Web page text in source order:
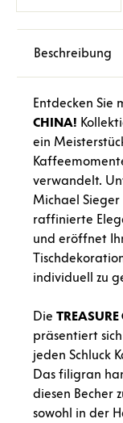
Beschreibung
Entdecken Sie
CHINA!
ein
verwandelt.
Michael
raffinierte
und eröffnet
individuell zu
Die TREASURE
präsentiert
jeden Schluck
Das filigran
diesen Becher
sowohl in der